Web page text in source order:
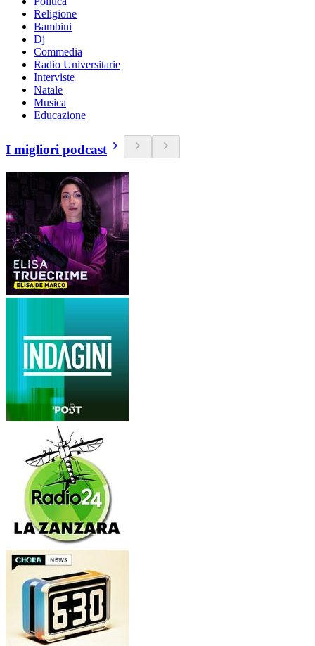
Religione
Bambini
Dj
Commedia
Radio Universitarie
Interviste
Natale
Musica
Educazione
I migliori podcast